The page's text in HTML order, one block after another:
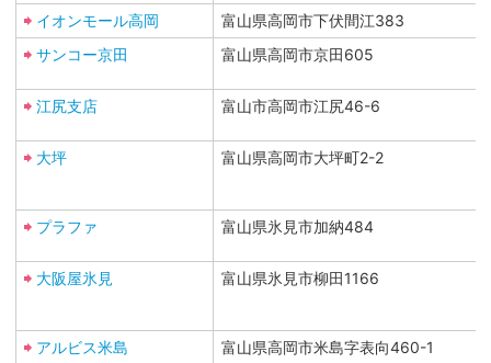
イオンモール高岡
富山県高岡市下伏間江383
サンコー京田
富山県高岡市京田605
江尻支店 富山市高岡市江尻46-6
大坪 富山県高岡市大坪町2-2
プラファ 富山県氷見市加納484
大阪屋氷見 富山県氷見市柳田1166
アルビス米島 富山県高岡市米島字表向460-1